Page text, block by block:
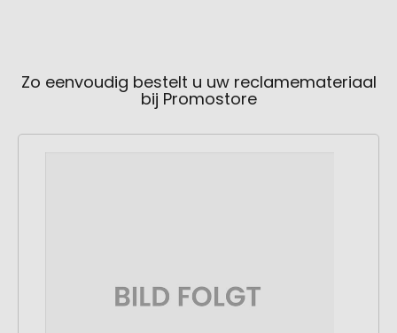
Zo eenvoudig bestelt u uw reclamemateriaal
bij Promostore